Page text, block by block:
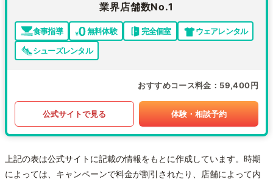
業界店舗数No.1
食事指導 無料体験 完全個室
ウェアレンタル
シューズレンタル
おすすめコース料金 59,400円
公式サイトで見る 体験・相談予約
上記の表は公式サイトに記載の情報をもとに作成しています。時期
によっては、キャンペーンで料金が割引されたり、店舗によって内